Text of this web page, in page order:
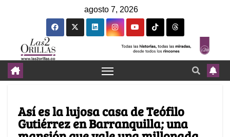
agosto 7, 2026
Así es la lujosa casa de Teófilo
Gutiérrez en Barranquilla; una